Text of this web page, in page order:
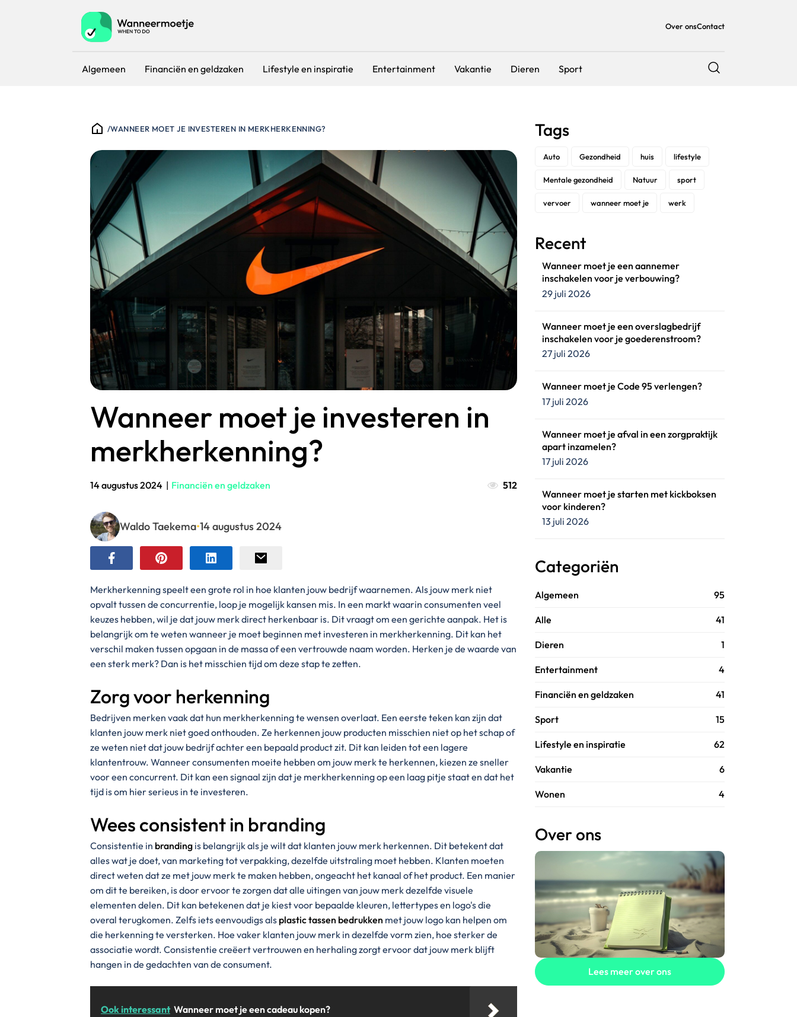
Over onsContact
Algemeen Financiën en geldzaken Lifestyle en inspiratie Entertainment Vakantie Dieren Sport
/WANNEER MOET JE INVESTEREN IN MERKHERKENNING?
Wanneer moet je investeren in
merkherkenning?
14 augustus 2024 | Financiën en geldzaken 512
Waldo Taekema•14 augustus 2024
Merkherkenning speelt een grote rol in hoe klanten jouw bedrijf waarnemen. Als jouw merk niet
opvalt tussen de concurrentie, loop je mogelijk kansen mis. In een markt waarin consumenten veel
keuzes hebben, wil je dat jouw merk direct herkenbaar is. Dit vraagt om een gerichte aanpak. Het is
belangrijk om te weten wanneer je moet beginnen met investeren in merkherkenning. Dit kan het
verschil maken tussen opgaan in de massa of een vertrouwde naam worden. Herken je de waarde van
een sterk merk? Dan is het misschien tijd om deze stap te zetten.
Zorg voor herkenning
Bedrijven merken vaak dat hun merkherkenning te wensen overlaat. Een eerste teken kan zijn dat
klanten jouw merk niet goed onthouden. Ze herkennen jouw producten misschien niet op het schap of
ze weten niet dat jouw bedrijf achter een bepaald product zit. Dit kan leiden tot een lagere
klantentrouw. Wanneer consumenten moeite hebben om jouw merk te herkennen, kiezen ze sneller
voor een concurrent. Dit kan een signaal zijn dat je merkherkenning op een laag pitje staat en dat het
tijd is om hier serieus in te investeren.
Wees consistent in branding
Consistentie in branding is belangrijk als je wilt dat klanten jouw merk herkennen. Dit betekent dat
alles wat je doet, van marketing tot verpakking, dezelfde uitstraling moet hebben. Klanten moeten
direct weten dat ze met jouw merk te maken hebben, ongeacht het kanaal of het product. Een manier
om dit te bereiken, is door ervoor te zorgen dat alle uitingen van jouw merk dezelfde visuele
elementen delen. Dit kan betekenen dat je kiest voor bepaalde kleuren, lettertypes en logo's die
overal terugkomen. Zelfs iets eenvoudigs als plastic tassen bedrukken met jouw logo kan helpen om
die herkenning te versterken. Hoe vaker klanten jouw merk in dezelfde vorm zien, hoe sterker de
associatie wordt. Consistentie creëert vertrouwen en herhaling zorgt ervoor dat jouw merk blijft
hangen in de gedachten van de consument.
Ook interessant Wanneer moet je een cadeau kopen?
Tags
Auto Gezondheid huis lifestyle
Mentale gezondheid Natuur sport
vervoer wanneer moet je werk
Recent
Wanneer moet je een aannemer
inschakelen voor je verbouwing?
29 juli 2026
Wanneer moet je een overslagbedrijf
inschakelen voor je goederenstroom?
27 juli 2026
Wanneer moet je Code 95 verlengen?
17 juli 2026
Wanneer moet je afval in een zorgpraktijk
apart inzamelen?
17 juli 2026
Wanneer moet je starten met kickboksen
voor kinderen?
13 juli 2026
Categoriën
Algemeen 95
Alle 41
Dieren 1
Entertainment 4
Financiën en geldzaken 41
Sport 15
Lifestyle en inspiratie 62
Vakantie 6
Wonen 4
Over ons
Lees meer over ons